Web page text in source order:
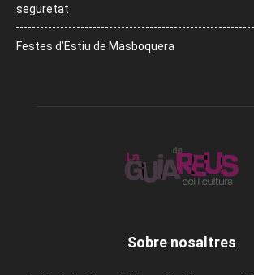
seguretat
Festes d’Estiu de Masboquera
Sobre nosaltres